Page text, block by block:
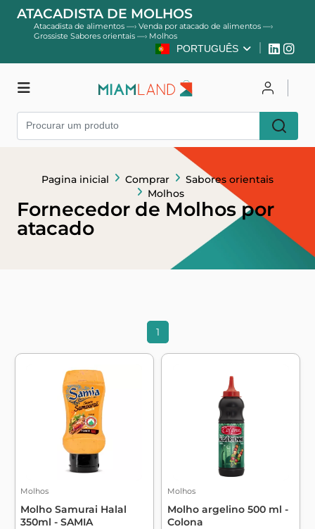
ATACADISTA DE MOLHOS
Atacadista de alimentos —› Venda por atacado de alimentos —›
Grossiste Sabores orientais —›Molhos
PORTUGUÊS
Pagina inicial Comprar
Sabores orientais
Molhos
Fornecedor de Molhos por
atacado
1
Molhos
Molho Samurai Halal
350ml - SAMIA
Molhos
Molho argelino 500 ml -
Colona
Comprar
Cadastre-se